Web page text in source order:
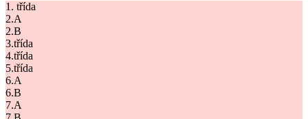
1. třída
2.A
2.B
3.třída
4.třída
5.třída
6.A
6.B
7.A